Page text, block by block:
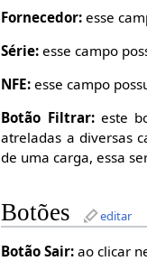
Fornecedor: esse
Série: esse campo
NFE: esse campo
Botão Filtrar:este
atreladas a diversas
de uma carga, essa
Botões editar
Botão Sair: ao clicar